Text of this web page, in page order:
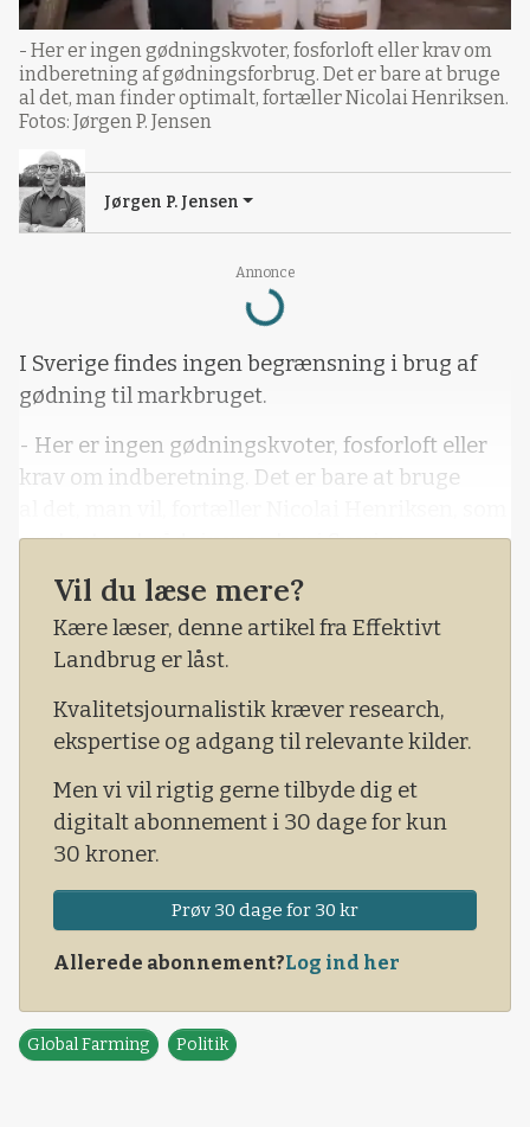
Annonce
Loading...
- Her er ingen gødningskvoter, fosforloft eller krav om
indberetning af gødningsforbrug. Det er bare at bruge
al det, man finder optimalt, fortæller Nicolai Henriksen.
Fotos: Jørgen P. Jensen
Jørgen P. Jensen
I Sverige findes ingen begrænsning i brug af
gødning til markbruget.
- Her er ingen gødningskvoter, fosforloft eller
krav om indberetning. Det er bare at bruge
er planteavlsrådgiver og bor i Sverige.
Om der kommer for mange næringsstoffer ud i
vandmiljøet, bliver slet ikke diskuteret på
samme måde som i Danmark.
Vil du læse mere?
Kære læser, denne artikel fra Effektivt
Landbrug er låst.
Kvalitetsjournalistik kræver research,
ekspertise og adgang til relevante kilder.
Men vi vil rigtig gerne tilbyde dig et
digitalt abonnement i 30 dage for kun
30 kroner.
Prøv 30 dage for 30 kr
Allerede abonnement?Log ind her
Global Farming Politik